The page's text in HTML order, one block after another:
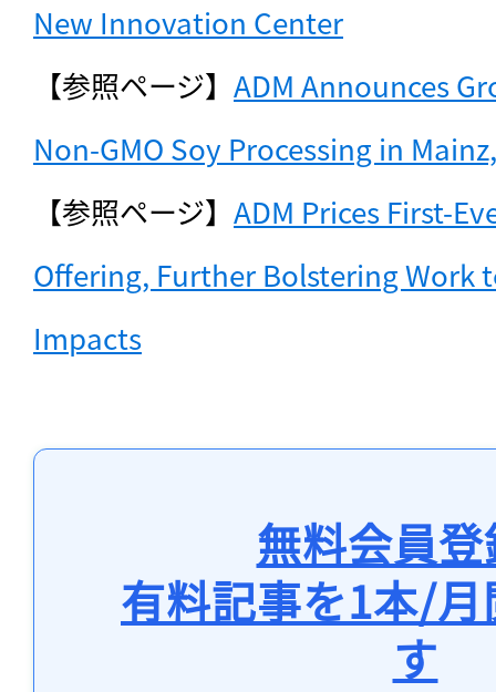
New Innovation Center
【参照ページ】 ADM Announces
Non-GMO Soy Processing in
【参照ページ】 ADM Prices First-
Offering, Further Bolstering Work
Impacts
無料会員
有料記事を1本/
す